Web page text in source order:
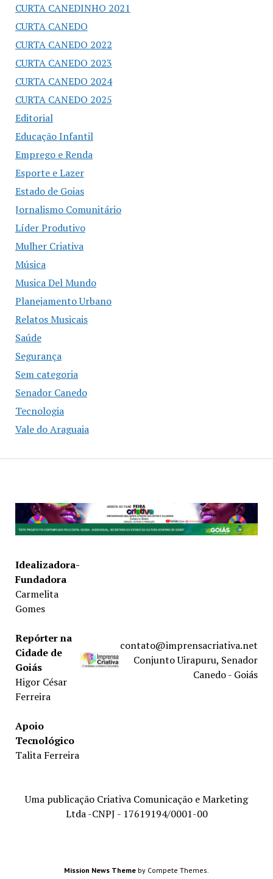
CURTA CANEDINHO 2021
CURTA CANEDO
CURTA CANEDO 2022
CURTA CANEDO 2023
CURTA CANEDO 2024
CURTA CANEDO 2025
Editorial
Educação Infantil
Emprego e Renda
Esporte e Lazer
Estado de Goias
Jornalismo Comunitário
Líder Produtivo
Mulher Criativa
Música
Musica Del Mundo
Planejamento Urbano
Relatos Musicais
Saúde
Segurança
Sem categoria
Senador Canedo
Tecnologia
Vale do Araguaia
Idealizadora-
Fundadora
Carmelita
Gomes
Repórter na
Cidade de
Goiás
Higor César
Ferreira
Apoio
Tecnológico
Talita Ferreira
contato@imprensacriativa.net
Conjunto Uirapuru, Senador
Canedo - Goiás
Uma publicação Criativa Comunicação e Marketing
Ltda -CNPJ - 17619194/0001-00
Mission News Theme by Compete Themes.